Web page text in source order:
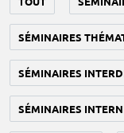
SÉMINAIRES
SÉMINAIRES
SÉMINAIRES